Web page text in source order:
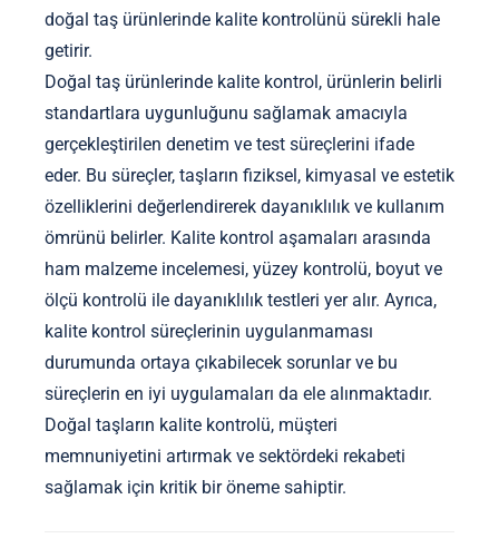
doğal taş ürünlerinde kalite kontrolünü sürekli hale
getirir.
Doğal taş ürünlerinde kalite kontrol, ürünlerin belirli
standartlara uygunluğunu sağlamak amacıyla
gerçekleştirilen denetim ve test süreçlerini ifade
eder. Bu süreçler, taşların fiziksel, kimyasal ve estetik
özelliklerini değerlendirerek dayanıklılık ve kullanım
ömrünü belirler. Kalite kontrol aşamaları arasında
ham malzeme incelemesi, yüzey kontrolü, boyut ve
ölçü kontrolü ile dayanıklılık testleri yer alır. Ayrıca,
kalite kontrol süreçlerinin uygulanmaması
durumunda ortaya çıkabilecek sorunlar ve bu
süreçlerin en iyi uygulamaları da ele alınmaktadır.
Doğal taşların kalite kontrolü, müşteri
memnuniyetini artırmak ve sektördeki rekabeti
sağlamak için kritik bir öneme sahiptir.